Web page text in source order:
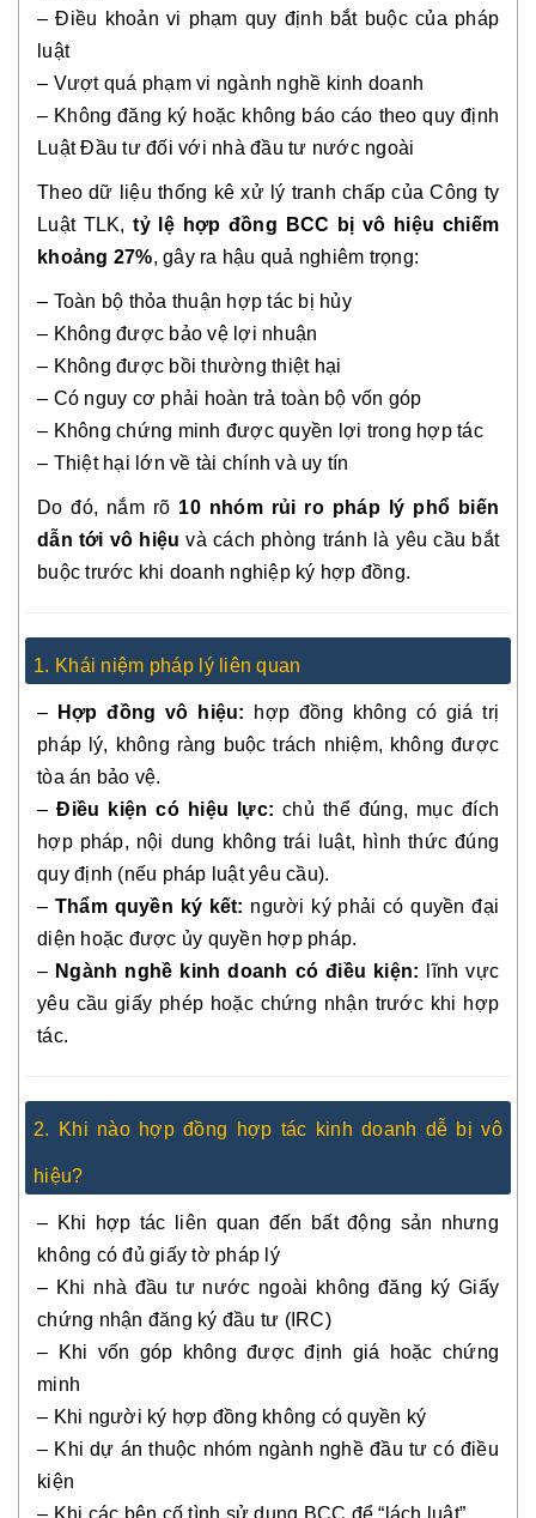
– Điều khoản vi phạm quy định bắt buộc của pháp
luật
– Vượt quá phạm vi ngành nghề kinh doanh
– Không đăng ký hoặc không báo cáo theo quy định
Luật Đầu tư đối với nhà đầu tư nước ngoài
Theo dữ liệu thống kê xử lý tranh chấp của Công ty
Luật TLK,tỷ lệ hợp đồng BCC bị vô hiệu chiếm
khoảng 27%, gây ra hậu quả nghiêm trọng:
– Toàn bộ thỏa thuận hợp tác bị hủy
– Không được bảo vệ lợi nhuận
– Không được bồi thường thiệt hại
– Có nguy cơ phải hoàn trả toàn bộ vốn góp
– Không chứng minh được quyền lợi trong hợp tác
– Thiệt hại lớn về tài chính và uy tín
Do đó, nắm rõ 10 nhóm rủi ro pháp lý phổ biến
dẫn tới vô hiệu và cách phòng tránh là yêu cầu bắt
buộc trước khi doanh nghiệp ký hợp đồng.
1. Khái niệm pháp lý liên quan
– Hợp đồng vô hiệu: hợp đồng không có giá trị
pháp lý, không ràng buộc trách nhiệm, không được
tòa án bảo vệ.
–Điều kiện có hiệu lực: chủ thể đúng, mục đích
hợp pháp, nội dung không trái luật, hình thức đúng
quy định (nếu pháp luật yêu cầu).
– Thẩm quyền ký kết: người ký phải có quyền đại
diện hoặc được ủy quyền hợp pháp.
– Ngành nghề kinh doanh có điều kiện: lĩnh vực
yêu cầu giấy phép hoặc chứng nhận trước khi hợp
tác.
2. Khi nào hợp đồng hợp tác kinh doanh dễ bị vô
hiệu?
– Khi hợp tác liên quan đến bất động sản nhưng
không có đủ giấy tờ pháp lý
– Khi nhà đầu tư nước ngoài không đăng ký Giấy
chứng nhận đăng ký đầu tư (IRC)
– Khi vốn góp không được định giá hoặc chứng
minh
– Khi người ký hợp đồng không có quyền ký
– Khi dự án thuộc nhóm ngành nghề đầu tư có điều
kiện
– Khi các bên cố tình sử dụng BCC để “lách luật”